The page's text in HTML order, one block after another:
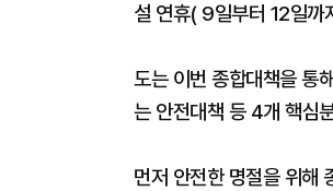
설 연휴( 9일부터 12일까
도는 이번 종합대책을
는 안전대책 등 4개 핵심
먼저 안전한 명절을 위해